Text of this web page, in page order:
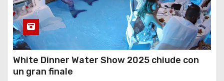
White Dinner Water Show 2025 chiude con
un gran finale